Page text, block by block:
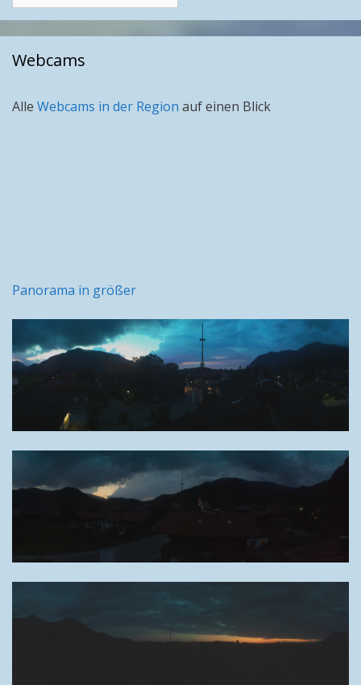
Monat
Webcams
Alle Webcams in der Region auf einen Blick
Panorama in größer